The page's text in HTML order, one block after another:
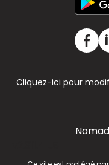
Cliquez-ici pour